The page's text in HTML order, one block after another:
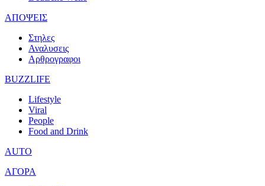
ΑΠΟΨΕΙΣ
Στηλες
Αναλυσεις
Αρθρογραφοι
BUZZLIFE
Lifestyle
Viral
People
Food and Drink
AUTO
ΑΓΟΡΑ